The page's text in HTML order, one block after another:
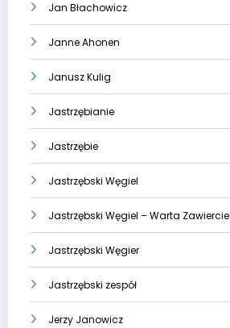
Jan Błachowicz
Janne Ahonen
Janusz Kulig
Jastrzębianie
Jastrzębie
Jastrzębski Węgiel
Jastrzębski Węgiel – Warta Zawiercie
Jastrzębski Węgier
Jastrzębski zespół
Jerzy Janowicz